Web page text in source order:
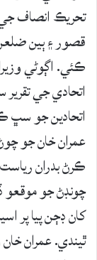
تحريڪ انصاف جي
قصور ۽ ٻين
ڪئي. اڳوڻي
اتحادي جي
اتحادين جو سڀ
عمران خان جو
ڪرڻ بدران
چونڊڻ جو موقعو
کان ڊڄن پيا پر
ٿيندي. عمران